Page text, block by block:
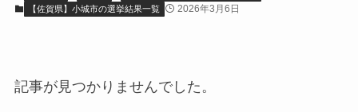
【佐賀県】小城市の選挙結果一覧
2026年3月6日
記事が見つかりませんでした。